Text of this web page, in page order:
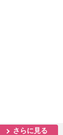
さらに見る